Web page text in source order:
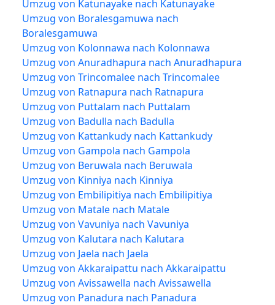
Umzug von Katunayake nach Katunayake
Umzug von Boralesgamuwa nach
Boralesgamuwa
Umzug von Kolonnawa nach Kolonnawa
Umzug von Anuradhapura nach Anuradhapura
Umzug von Trincomalee nach Trincomalee
Umzug von Ratnapura nach Ratnapura
Umzug von Puttalam nach Puttalam
Umzug von Badulla nach Badulla
Umzug von Kattankudy nach Kattankudy
Umzug von Gampola nach Gampola
Umzug von Beruwala nach Beruwala
Umzug von Kinniya nach Kinniya
Umzug von Embilipitiya nach Embilipitiya
Umzug von Matale nach Matale
Umzug von Vavuniya nach Vavuniya
Umzug von Kalutara nach Kalutara
Umzug von Jaela nach Jaela
Umzug von Akkaraipattu nach Akkaraipattu
Umzug von Avissawella nach Avissawella
Umzug von Panadura nach Panadura